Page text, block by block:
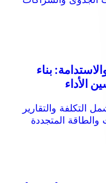
بناء
الأداء
التكلفة والتقارير
والطاقة المتجددة